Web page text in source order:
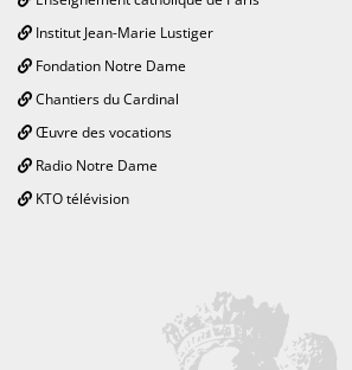
Institut Jean-Marie Lustiger
Fondation Notre Dame
Chantiers du Cardinal
Œuvre des vocations
Radio Notre Dame
KTO télévision